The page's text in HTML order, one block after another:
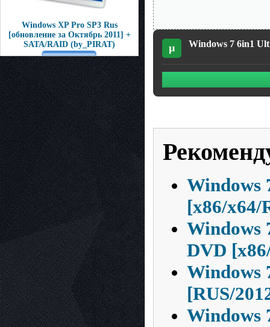
Windows XP Pro SP3 Rus
[обновление за Октябрь 2011] +
SATA/RAID (by_PIRAT)
µ Windows 7 6in1
Windows
[x86/x64/
Windows
DVD
Windows
[RUS/
Windows